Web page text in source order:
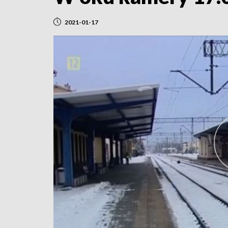
2021-01-17